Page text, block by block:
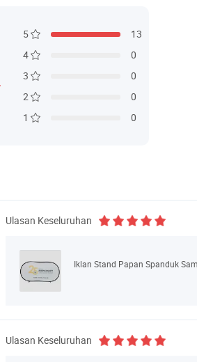
5
13
4
0
3
0
2
0
1
0
Ulasan Keseluruhan
Iklan Stand Papan Spanduk
Ulasan Keseluruhan